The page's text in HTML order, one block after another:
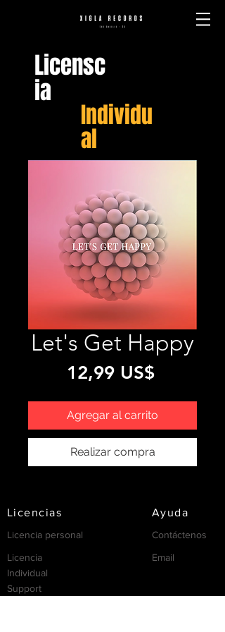
Licensc
ia
Individu
al
Let's Get Happy
12,99 US$Precio
Agregar al carrito
Realizar compra
Licencias Ayuda
Licencia personal
Licencia
Individual
Contáctenos
Email
Support